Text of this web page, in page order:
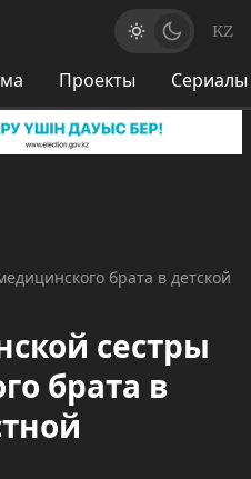
KZ
Проекты Сериалы
брата в детской
сестры
брата в